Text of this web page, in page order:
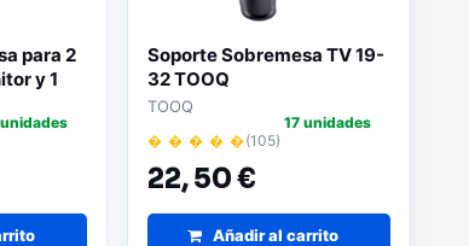
para 2
y 1
Soporte Sobremesa TV 19-
32 TOOQ
TOOQ
� � � � �(105)
22,50 €
17 unidades
Añadir al carrito